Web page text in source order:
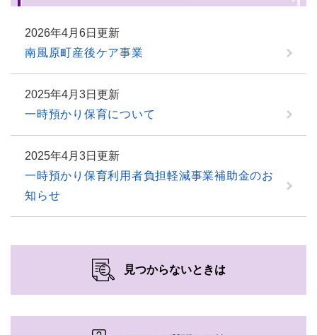
2026年4月6日更新
南風原町産後ケア事業
2025年4月3日更新
一時預かり保育について
2025年4月3日更新
一時預かり保育利用者負担軽減事業補助金のお
知らせ
見つからないときは